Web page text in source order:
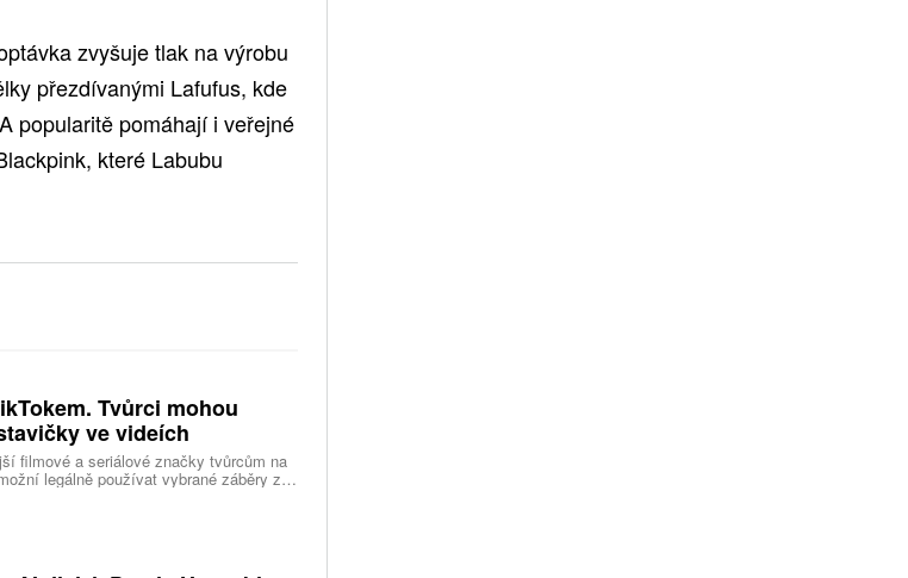
zvyšuje tlak na výrobu
přezdívanými Lafufus, kde
popularitě pomáhají i veřejné
které Labubu
Tvůrci mohou
ve videích
filmové a seriálové značky tvůrcům na
legálně používat vybrané záběry z
videa také na platformě Disney Verts.